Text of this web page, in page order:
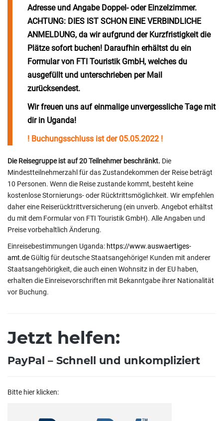
Adresse und Angabe Doppel- oder Einzelzimmer.
ACHTUNG: DIES IST SCHON EINE VERBINDLICHE
ANMELDUNG, da wir aufgrund der Kurzfristigkeit die
Plätze sofort buchen! Daraufhin erhältst du ein
Formular von FTI Touristik GmbH, welches du
ausgefüllt und unterschrieben per Mail
zurücksendest.
Wir freuen uns auf einmalige unvergessliche Tage mit
dir in Uganda!
! Buchungsschluss ist der 05.05.2022 !
Die Reisegruppe ist auf 20 Teilnehmer beschränkt. Die
Mindestteilnehmerzahl für das Zustandekommen der Reise beträgt
10 Personen. Wenn die Reise zustande kommt, besteht keine
kostenlose Stornierungs- oder Rücktrittsmöglichkeit. Wir empfehlen
daher eine Reiserücktrittversicherung (ein unverb. Angebot erhältst
du mit dem Formular von FTI Touristik GmbH). Alle Angaben und
Preise vorbehaltlich Änderung.
Einreisebestimmungen Uganda: https://www.auswaertiges-
amt.deGültig für deutsche Staatsangehörige! Kunden mit anderer
Staatsangehörigkeit, die auch einen Wohnsitz in der EU haben,
erhalten die Einreisevorschriften mit Bekanntgabe ihrer Nationalität
vor Buchung.
Jetzt helfen:
PayPal – Schnell und unkompliziert
Bitte hier klicken: